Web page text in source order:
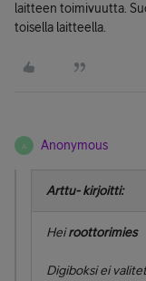
laitteen toimivuutta.
toisella laitteella.
A Anonymous
Arttu- kirjoitti:
Heiroottorimies
Digiboksi ei